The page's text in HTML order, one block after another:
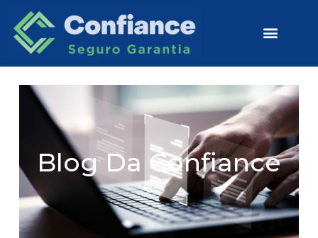
para
conteúdo
Blog Da Confiance